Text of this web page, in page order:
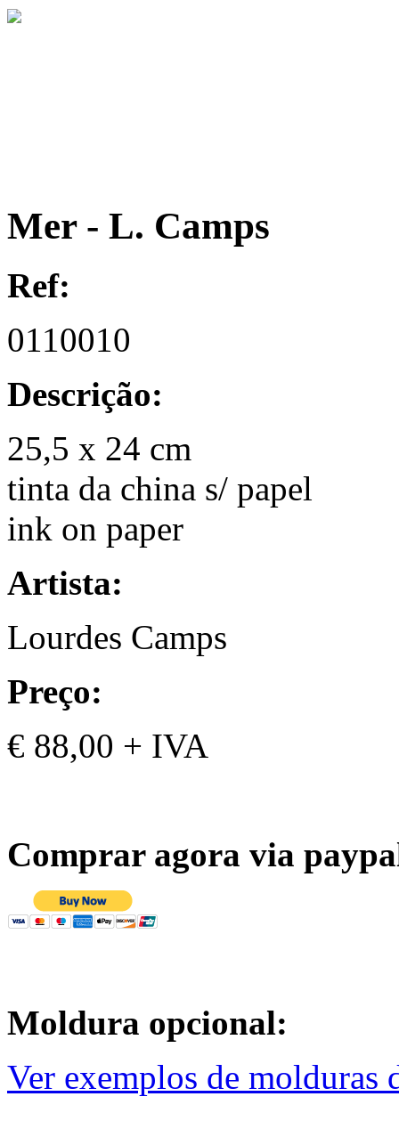
Mer - L. Camps
Ref:
0110010
Descrição:
25,5 x 24 cm
tinta da china s/ papel
ink on paper
Artista:
Lourdes Camps
Preço:
€ 88,00 + IVA
Comprar agora via
Moldura opcional:
Ver exemplos de molduras